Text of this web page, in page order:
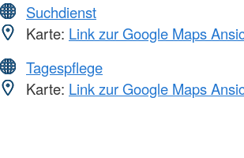
Suchdienst
Karte: Link zur Google Maps
Tagespflege
Karte: Link zur Google Maps